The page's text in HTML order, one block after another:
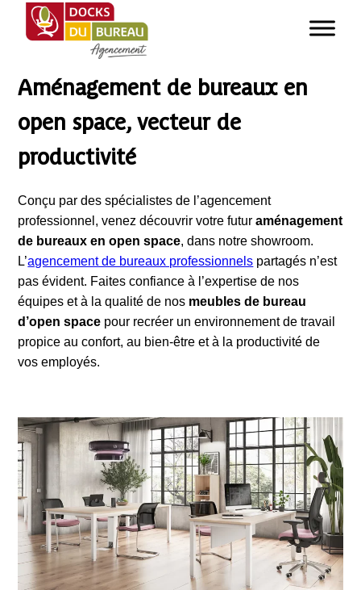
Aménagement de bureaux en
open space, vecteur de
productivité
Conçu par des spécialistes de l’agencement
professionnel, venez découvrir votre futuraménagement
de bureaux en open space, dans notre showroom.
L’agencement de bureaux professionnels partagés n’est
pas évident. Faites confiance à l’expertise de nos
équipes et à la qualité de nos meubles de bureau
d’open space pour recréer un environnement de travail
propice au confort, au bien-être et à la productivité de
vos employés.